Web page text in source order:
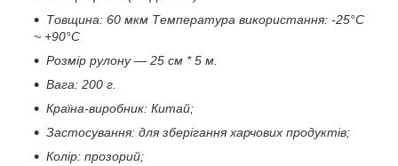
Товщина: 60 мкм Температура використання: -25°C
~ +90°C
Розмір рулону — 25 см * 5 м.
Вага: 200 г.
Країна-виробник: Китай;
Застосування: для зберігання харчових продуктів;
Колір: прозорий;